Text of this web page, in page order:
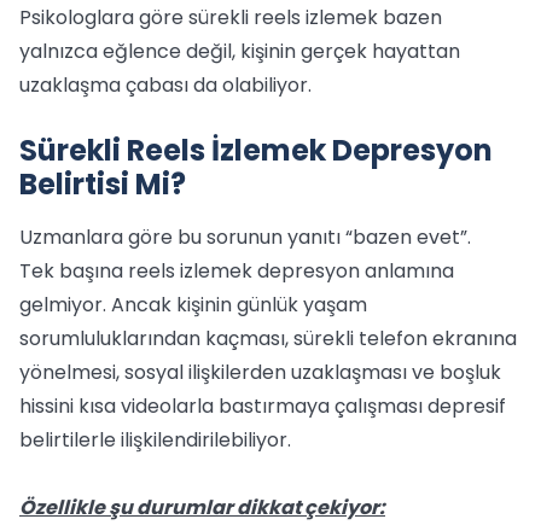
Psikologlara göre sürekli reels izlemek bazen
yalnızca eğlence değil, kişinin gerçek hayattan
uzaklaşma çabası da olabiliyor.
Sürekli Reels İzlemek Depresyon
Belirtisi Mi?
Uzmanlara göre bu sorunun yanıtı “bazen evet”.
Tek başına reels izlemek depresyon anlamına
gelmiyor. Ancak kişinin günlük yaşam
sorumluluklarından kaçması, sürekli telefon ekranına
yönelmesi, sosyal ilişkilerden uzaklaşması ve boşluk
hissini kısa videolarla bastırmaya çalışması depresif
belirtilerle ilişkilendirilebiliyor.
Özellikle şu durumlar dikkat çekiyor: